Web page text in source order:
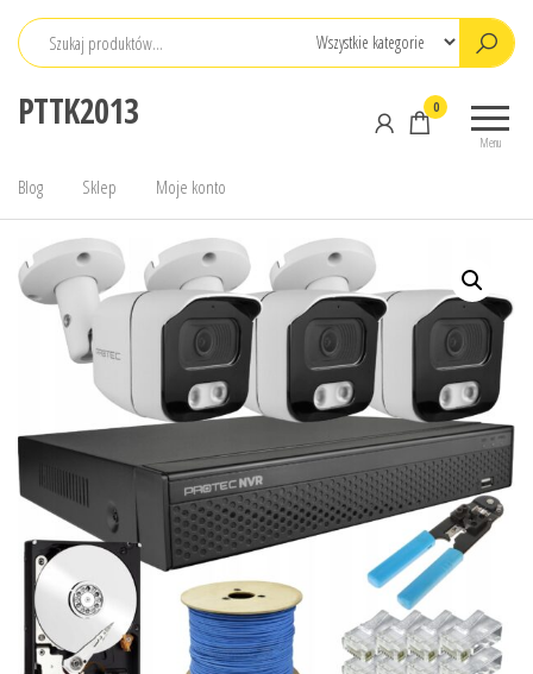
Przejdź
PTTK2013
Menu
0
Blog Sklep Moje konto